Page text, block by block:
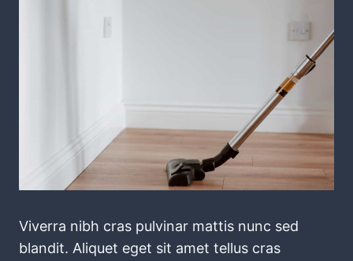
Viverra nibh cras pulvinar mattis nunc sed
blandit. Aliquet eget sit amet tellus cras